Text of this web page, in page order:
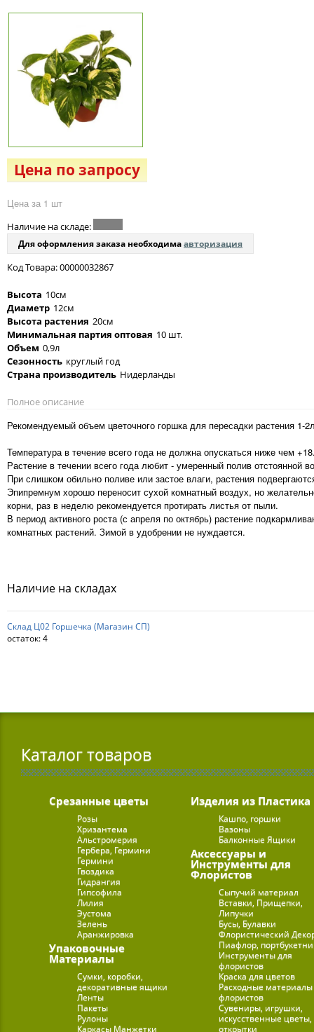
Цена по запросу
Цена за 1 шт
Наличие на складе:
Для оформления заказа необходимаавторизация
Код Товара: 00000032867
Высота 10см
Диаметр 12см
Высота растения 20см
Минимальная партия оптовая 10 шт.
Объем 0,9л
Сезонность круглый год
Страна производитель Нидерланды
Полное описание
Рекомендуемый объем цветочного горшка для пересадки растения 1-
Температура в течение всего года не должна опускаться ниже чем
Растение в течении всего года любит - умеренный полив
При слишком обильно поливе или застое влаги, растения
Эпипремнум хорошо переносит сухой комнатный воздух, но
корни, раз в неделю рекомендуется протирать листья от пыли.
В период активного роста (с апреля по октябрь) растение
комнатных растений. Зимой в удобрении не нуждается.
Наличие на складах
Склад Ц02 Горшечка (Магазин СП)
остаток:4
Каталог товаров
Срезанные цветы
Розы
Хризантема
Альстромерия
Гербера, Гермини
Гермини
Гвоздика
Гидрангия
Гипсофила
Лилия
Эустома
Зелень
Аранжировка
Упаковочные
Материалы
Сумки, коробки,
декоративные ящики
Ленты
Пакеты
Рулоны
Каркасы Манжетки
Изделия из Пластика
Кашпо, горшки
Вазоны
Балконные Ящики
Аксессуары и
Инструменты для
Флористов
Сыпучий материал
Вставки, Прищепки,
Липучки
Бусы, Булавки
Флористический
Пиафлор,
Инструменты для
флористов
Краска для цветов
Расходные
флористов
Сувениры, игрушки,
искусственные цветы,
открытки